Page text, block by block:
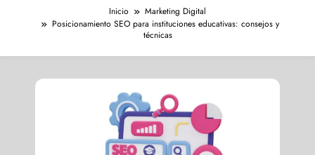
Inicio
Marketing Digital
Posicionamiento SEO para instituciones educativas: consejos y
técnicas